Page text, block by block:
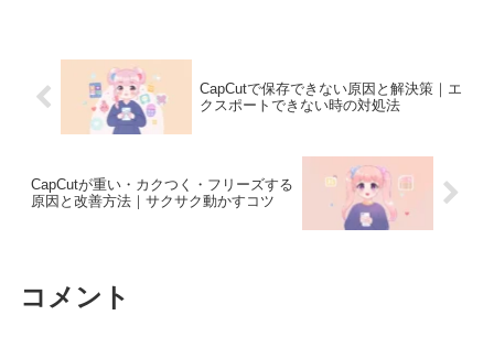
CapCutで保存できない原因と解決策｜エ
クスポートできない時の対処法
CapCutが重い・カクつく・フリーズする
原因と改善方法｜サクサク動かすコツ
コメント